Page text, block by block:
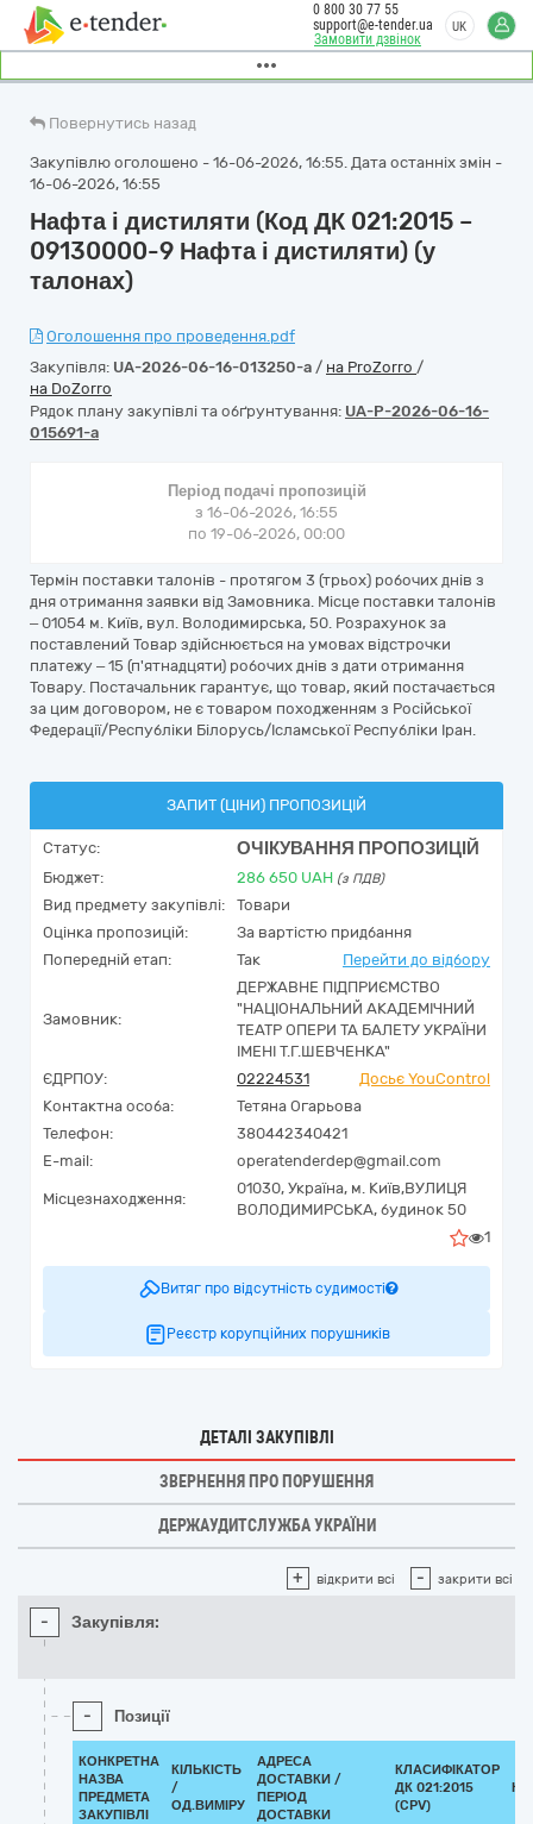
Замовити дзвінок
0 800 30 77 55
support@e-tender.ua
UK
Повернутись назад
Закупівлю оголошено - 16-06-2026, 16:55. Дата останніх змін -
16-06-2026, 16:55
Нафта і дистиляти (Код ДК 021:2015 –
09130000-9 Нафта і дистиляти) (у
талонах)
Оголошення про проведення.pdf
Закупівля: UA-2026-06-16-013250-a / на ProZorro /
на DoZorro
Рядок плану закупівлі та обґрунтування: UA-P-2026-06-16-
015691-a
Період подачі пропозицій
з 16-06-2026, 16:55
по 19-06-2026, 00:00
Термін поставки талонів - протягом 3 (трьох) робочих днів з
дня отримання заявки від Замовника. Місце поставки талонів
– 01054 м. Київ, вул. Володимирська, 50. Розрахунок за
поставлений Товар здійснюється на умовах відстрочки
платежу – 15 (п'ятнадцяти) робочих днів з дати отримання
Товару. Постачальник гарантує, що товар, який постачається
за цим договором, не є товаром походженням з Російської
Федерації/Республіки Білорусь/Ісламської Республіки Іран.
ЗАПИТ (ЦІНИ) ПРОПОЗИЦІЙ
Статус: ОЧІКУВАННЯ ПРОПОЗИЦІЙ
Бюджет: 286 650 UAH (з ПДВ)
Вид предмету закупівлі:
Товари
Оцінка пропозицій:
За вартістю придбання
Попередній етап:
Так Перейти до відбору
Замовник:
ДЕРЖАВНЕ ПІДПРИЄМСТВО
"НАЦІОНАЛЬНИЙ АКАДЕМІЧНИЙ
ТЕАТР ОПЕРИ ТА БАЛЕТУ УКРАЇНИ
ІМЕНІ Т.Г.ШЕВЧЕНКА"
ЄДРПОУ:
02224531
Досьє YouControl
Контактна особа:
Тетяна Огарьова
Телефон:
380442340421
E-mail:
operatenderdep@gmail.com
Місцезнаходження:
01030, Україна, м. Київ,ВУЛИЦЯ
ВОЛОДИМИРСЬКА, будинок 50
1
Витяг про відсутність судимості
Реєстр корупційних порушників
ДЕТАЛІ ЗАКУПІВЛІ
ЗВЕРНЕННЯ ПРО ПОРУШЕННЯ
ДЕРЖАУДИТСЛУЖБА УКРАЇНИ
+ відкрити всі - закрити всі
- Закупівля:
- Позиції
КОНКРЕТНА
НАЗВА
ПРЕДМЕТА
ЗАКУПІВЛІ
КІЛЬКІСТЬ
/
ОД.ВИМІРУ
АДРЕСА
ДОСТАВКИ /
ПЕРІОД
ДОСТАВКИ
КЛАСИФІКАТОР
ДК 021:2015
(CPV)